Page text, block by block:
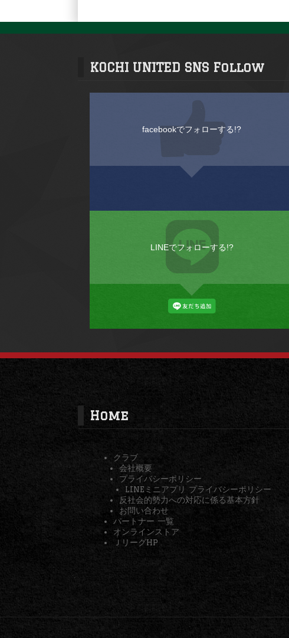
KOCHI UNITED SNS Follow
facebookでフォローする!?
LINEでフォローする!?
Home
クラブ
会社概要
プライバシーポリシー
LINEミニアプリ プライバシーポリシー
反社会的勢力への対応に係る基本方針
お問い合わせ
パートナー 一覧
オンラインストア
ＪリーグHP